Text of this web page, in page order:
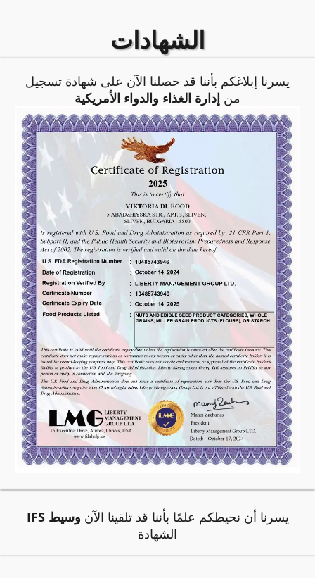
الشهادات
يسرنا إبلاغكم بأننا قد حصلنا الآن على شهادة تسجيل
من إدارة الغذاء والدواء الأمريكية
يسرنا أن نحيطكم علمًا بأننا قد تلقينا الآن وسيط IFS
الشهادة